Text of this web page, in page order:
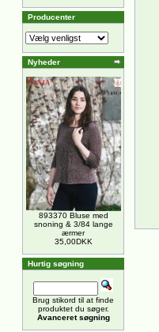
Producenter
Nyheder
893370 Bluse med
snoning & 3/84 lange
ærmer
35,00DKK
Hurtig søgning
Brug stikord til at finde
produktet du søger.
Avanceret søgning